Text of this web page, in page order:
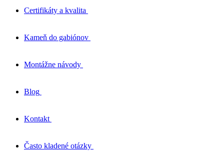
Certifikáty a kvalita
Kameň do gabiónov
Montážne návody
Blog
Kontakt
Často kladené otázky